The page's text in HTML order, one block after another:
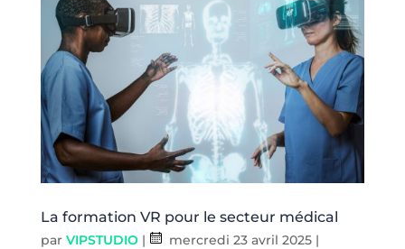
La formation VR pour le secteur médical
par VIPSTUDIO| mercredi 23 avril 2025|